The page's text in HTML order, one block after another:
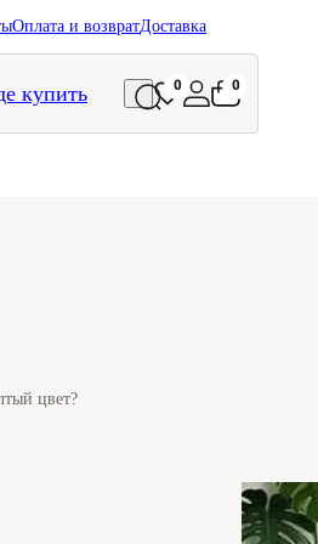
Оплата и возвратДоставка
купить 0 0
цвет?